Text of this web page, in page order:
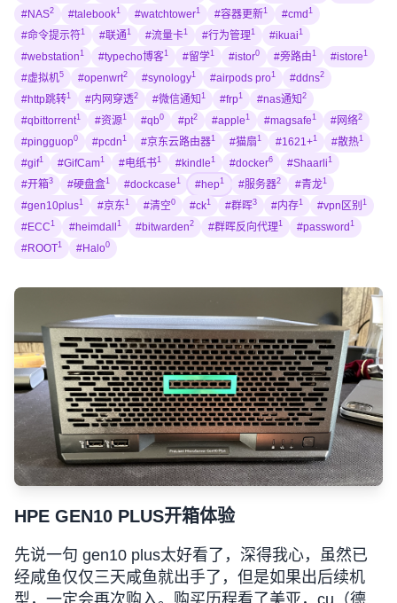
#NAS2 #talebook1 #watchtower1 #容器更新1 #cmd 1
#命令提示符1 #联通1 #流量卡1 #行为管理1 #ikuai 1
#webstation 1 #typecho博客1 #留学1 #istor0 #旁路由 1 #istore 1
#虚拟机5 #openwrt2 #synology1 #airpods pro1 #ddns2
#http跳转1 #内网穿透2 #微信通知 1 #frp1 #nas通知 2
#qbittorrent1 #资源1 #qb0 #pt2 #apple 1 #magsafe 1 #网络2
#pingguop0 #pcdn 1 #京东云路由器1 #猫扇 1 #1621+1 #散热1
#gif1 #GifCam1 #电纸书1 #kindle 1 #docker6 #Shaarli 1
#开箱3 #硬盘盒1 #dockcase 1 #hep1 #服务器2 #青龙1
#gen10plus1 #京东 1 #清空0 #ck1 #群晖3 #内存1 #vpn区别 1
#ECC 1 #heimdall 1 #bitwarden2 #群晖反向代理1 #password 1
#ROOT1 #Halo0
HPE GEN10 PLUS开箱体验
先说一句 gen10 plus太好看了，深得我心，虽然已
经咸鱼仅仅三天咸鱼就出手了，但是如果出后续机
型，一定会再次购入。购买历程看了美亚，cu（德国